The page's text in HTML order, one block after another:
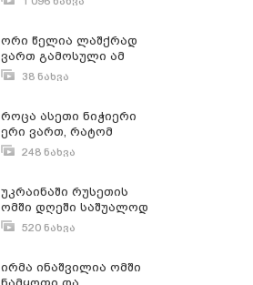
ვართ"
ორი წელია ლაშქრად
ვართ გამოსული ამ
მოღალატე
გორდელაძე
38 ნახვა
როცა ასეთი ნიჭიერი
ერი ვართ, რატომ
გვყავს ამდენი აბდალა
248 ნახვა
უკრაინაში რუსეთის
ომში დღეში საშუალოდ
თითო ბავშვი კვდება
520 ნახვა
ირმა ინაშვილია ომში